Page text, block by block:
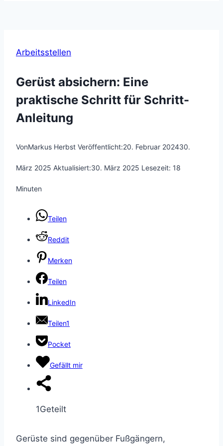
Arbeitsstellen
Gerüst absichern: Eine
praktische Schritt für Schritt-
Anleitung
VonMarkus Herbst Veröffentlicht:20. Februar 202430.
März 2025 Aktualisiert:30. März 2025 Lesezeit: 18
Minuten
Teilen
Reddit
Merken
Teilen
LinkedIn
Teilen1
Pocket
Gefällt mir
1Geteilt
Gerüste sind gegenüber Fußgängern,